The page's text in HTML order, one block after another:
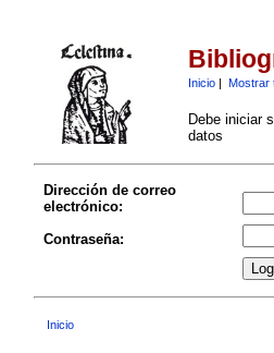
Inicio| Mostrar
Debe iniciar
datos
Dirección de correo
electrónico:
Contraseña:
Inicio